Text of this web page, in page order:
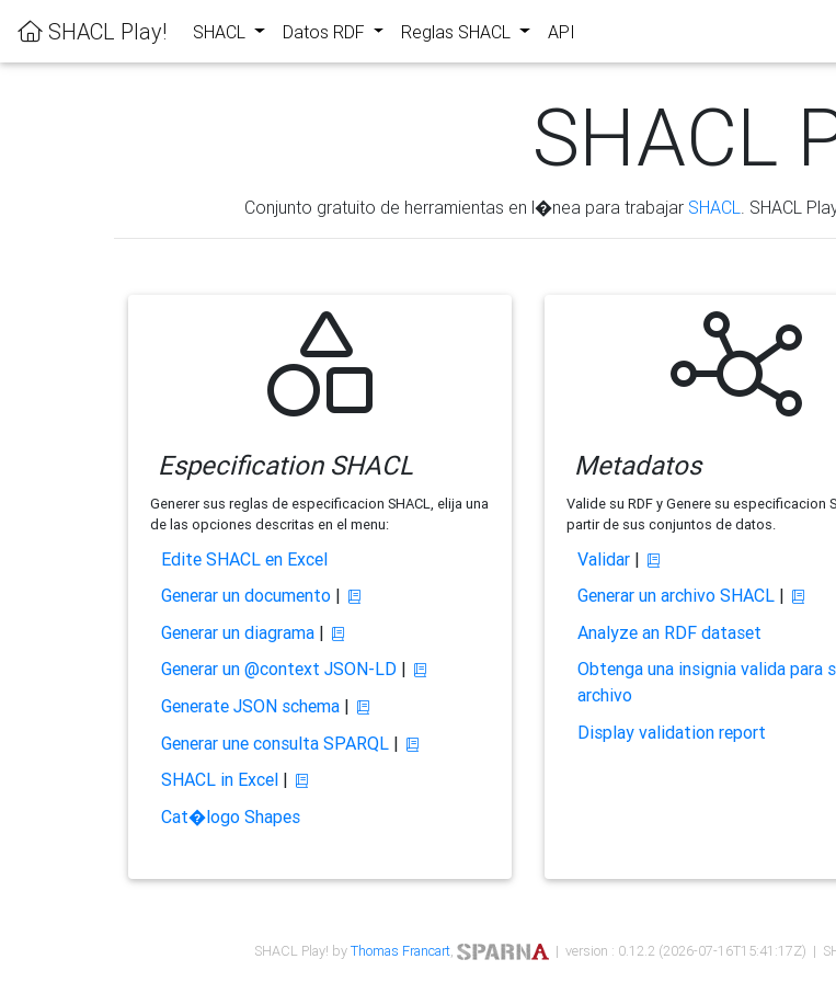
SHACL Play! SHACL Datos RDF Reglas SHACL API
SHACL
Conjunto gratuito de herramientas en l�nea para trabajar SHACL . SHACL
Especification SHACL
Generer sus reglas de especificacion SHACL, elija una
de las opciones descritas en el menu:
Edite SHACL en Excel
Generar un documento|
Generar un diagrama|
Generar un @context JSON-LD|
Generate JSON schema|
Generar une consulta SPARQL|
SHACL in Excel|
Cat�logo Shapes
Metadatos
Valide su RDF y Genere su especificacion
partir de sus conjuntos de datos.
Validar|
Generar un archivo SHACL|
Analyze an RDF dataset
Obtenga una insignia valida para
archivo
Display validation report
SHACL Play! byThomas Francart, | version : 0.12.2 (2026-07-16T15:41:17Z) |